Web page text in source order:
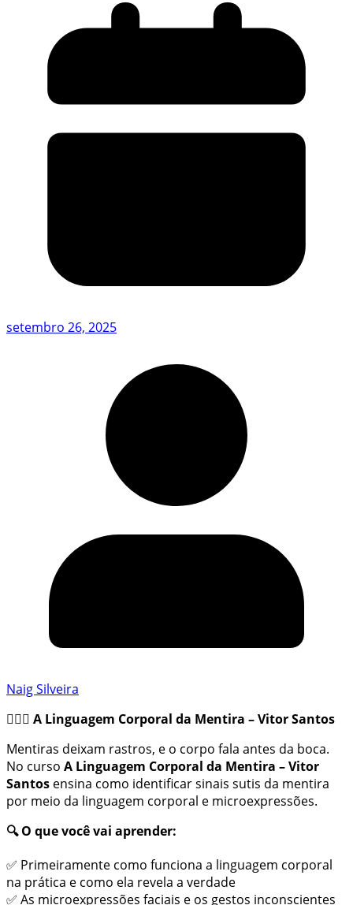
setembro 26, 2025
Naig Silveira
🕵️‍♂️💬 A Linguagem Corporal da Mentira – Vitor Santos
Mentiras deixam rastros, e o corpo fala antes da boca.
No curso A Linguagem Corporal da Mentira – Vitor
Santos ensina como identificar sinais sutis da mentira
por meio da linguagem corporal e microexpressões.
🔍 O que você vai aprender:
✅ Primeiramente como funciona a linguagem corporal
na prática e como ela revela a verdade
✅ As microexpressões faciais e os gestos inconscientes